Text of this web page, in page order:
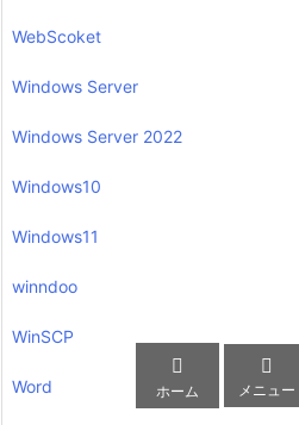
WebScoket
Windows Server
Windows Server 2022
Windows10
Windows11
winndoo
WinSCP
Word

ホーム

メニュー